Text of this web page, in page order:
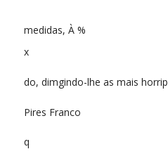
medidas, À %
x
do, dimgindo-lhe as mais
Pires Franco
q